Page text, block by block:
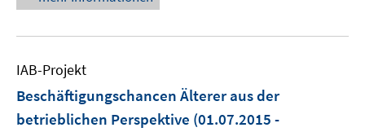
IAB-Projekt
Beschäftigungschancen Älterer aus der
betrieblichen Perspektive (01.07.2015 -